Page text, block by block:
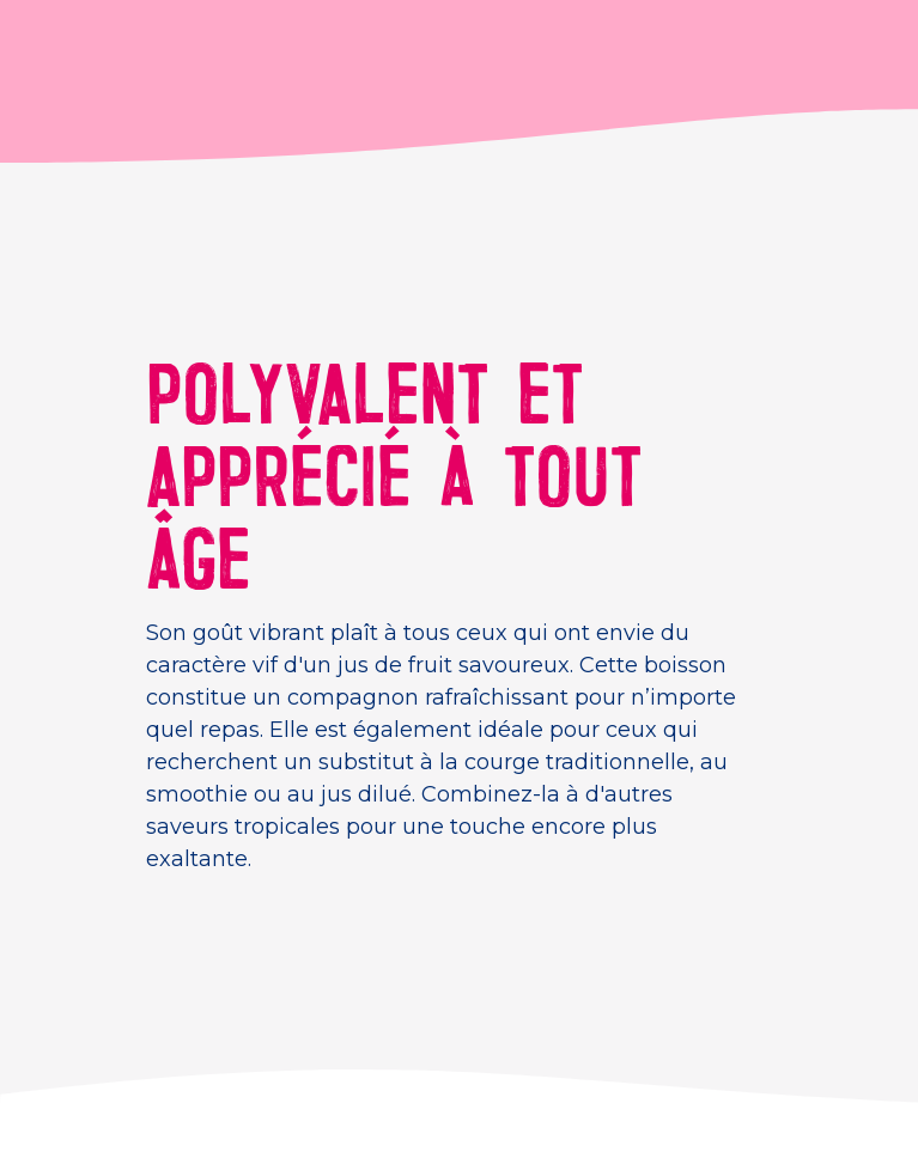
POLYVALENT ET
APPRÉCIÉ À TOUT
ÂGE
Son goût vibrant plaît à tous ceux qui ont envie du
caractère vif d'un jus de fruit savoureux. Cette boisson
constitue un compagnon rafraîchissant pour n’importe
quel repas. Elle est également idéale pour ceux qui
recherchent un substitut à la courge traditionnelle, au
smoothie ou au jus dilué. Combinez-la à d'autres
saveurs tropicales pour une touche encore plus
exaltante.